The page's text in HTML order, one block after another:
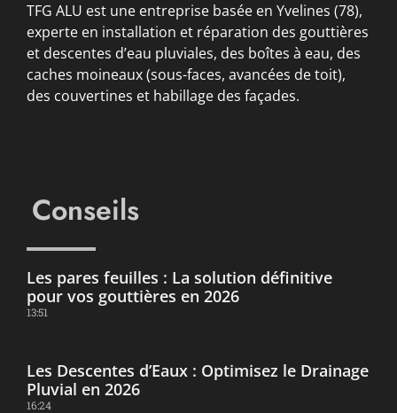
TFG ALU est une entreprise basée en Yvelines (78),
experte en installation et réparation des gouttières
et descentes d’eau pluviales, des boîtes à eau, des
caches moineaux (sous-faces, avancées de toit),
des couvertines et habillage des façades.
Conseils
Les pares feuilles : La solution définitive
pour vos gouttières en 2026
13:51
Les Descentes d’Eaux : Optimisez le Drainage
Pluvial en 2026
16:24